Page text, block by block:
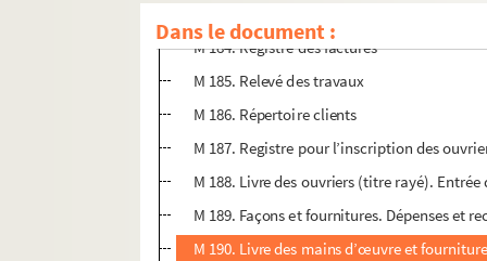
Dans le document :
M 184. Registre des factures
M 185. Relevé des travaux
M 186. Répertoire clients
M 187. Registre pour l’inscription des
M 188. Livre des ouvriers (titre rayé).
M 189. Façons et fournitures. Dépenses et
M 190. Livre des mains d’œuvre et